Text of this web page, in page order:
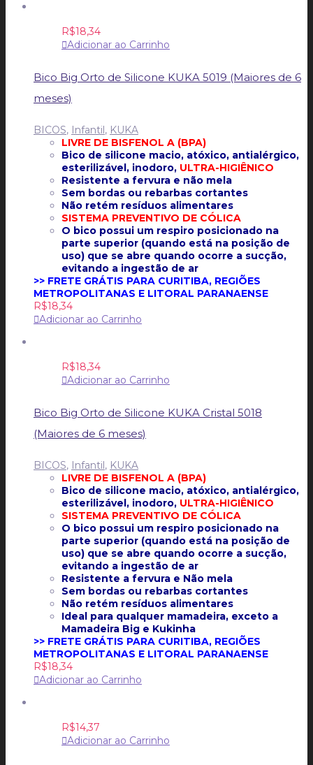
R$18,34
Adicionar ao Carrinho
Bico Big Orto de Silicone KUKA 5019 (Maiores de 6
meses)
BICOS, Infantil, KUKA
LIVRE DE BISFENOL A (BPA)
Bico de silicone macio, atóxico, antialérgico,
esterilizável, inodoro, ULTRA-HIGIÊNICO
Resistente a fervura e não mela
Sem bordas ou rebarbas cortantes
Não retém resíduos alimentares
SISTEMA PREVENTIVO DE CÓLICA
O bico possui um respiro posicionado na
parte superior (quando está na posição de
uso) que se abre quando ocorre a sucção,
evitando a ingestão de ar
>> FRETE GRÁTIS PARA CURITIBA, REGIÕES
METROPOLITANAS E LITORAL PARANAENSE
R$18,34
Adicionar ao Carrinho
R$18,34
Adicionar ao Carrinho
Bico Big Orto de Silicone KUKA Cristal 5018
(Maiores de 6 meses)
BICOS, Infantil, KUKA
LIVRE DE BISFENOL A (BPA)
Bico de silicone macio, atóxico, antialérgico,
esterilizável, inodoro, ULTRA-HIGIÊNICO
SISTEMA PREVENTIVO DE CÓLICA
O bico possui um respiro posicionado na
parte superior (quando está na posição de
uso) que se abre quando ocorre a sucção,
evitando a ingestão de ar
Resistente a fervura e Não mela
Sem bordas ou rebarbas cortantes
Não retém resíduos alimentares
Ideal para qualquer mamadeira, exceto a
Mamadeira Big e Kukinha
>> FRETE GRÁTIS PARA CURITIBA, REGIÕES
METROPOLITANAS E LITORAL PARANAENSE
R$18,34
Adicionar ao Carrinho
R$14,37
Adicionar ao Carrinho